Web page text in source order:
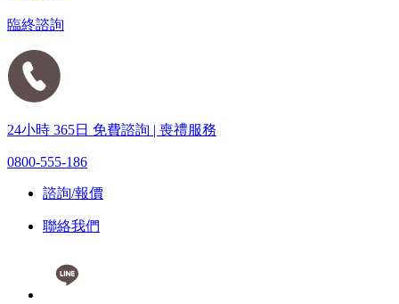
臨終諮詢
24小時 365日 免費諮詢 | 喪禮服務
0800-555-186
諮詢/報價
聯絡我們